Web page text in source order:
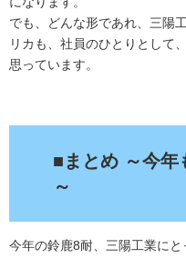
でも、どんな形であれ、三陽
リカも、社員のひとりとして
思っています。
■まとめ ～今年
～
今年の鈴鹿8耐、三陽工業に